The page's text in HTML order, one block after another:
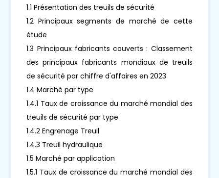
1.1 Présentation des treuils de sécurité
1.2 Principaux segments de marché de cette
étude
1.3 Principaux fabricants couverts : Classement
des principaux fabricants mondiaux de treuils
de sécurité par chiffre d'affaires en 2023
1.4 Marché par type
1.4.1 Taux de croissance du marché mondial des
treuils de sécurité par type
1.4.2 Engrenage Treuil
1.4.3 Treuil hydraulique
1.5 Marché par application
1.5.1 Taux de croissance du marché mondial des